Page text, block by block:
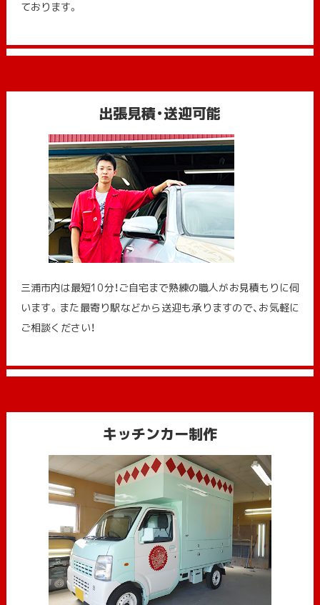
ております。
出張見積・送迎可能
三浦市内は最短10分！ご自宅まで熟練の職人がお見積もりに伺
います。また最寄り駅などから送迎も承りますので、お気軽に
ご相談ください！
キッチンカー制作